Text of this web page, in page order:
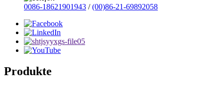
0086-18621901943 /(00)86-21-69892058
Produkte